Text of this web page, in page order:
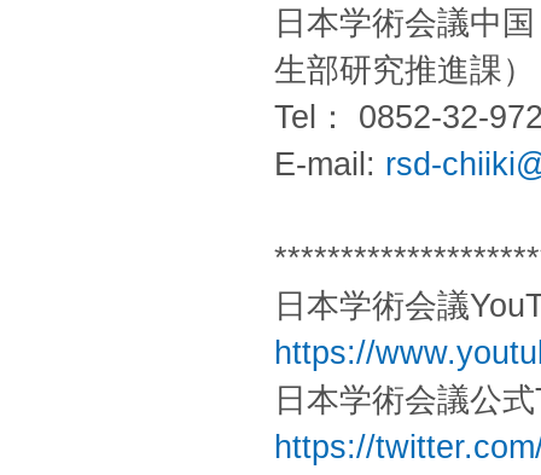
日本学術会議中
生部研究推進課）
Tel： 0852-32-
E-mail: rsd-
日本学術会議
https://
日本学術会議公
https://